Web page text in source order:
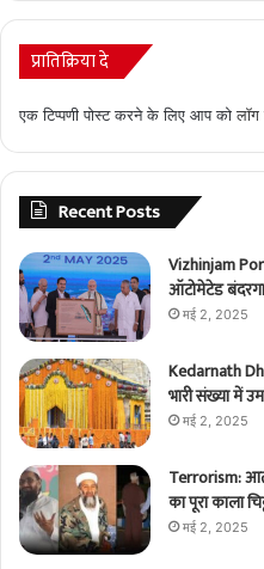
प्रातिक्रिया दे
एक टिप्पणी पोस्ट करने के लिए आप कोलॉग
Recent Posts
Vizhinjam
ऑटोमेटेड
मई 2, 2025
Kedarnath
भारी संख्या में
मई 2, 2025
Terrorism:
का पूरा काला
मई 2, 2025